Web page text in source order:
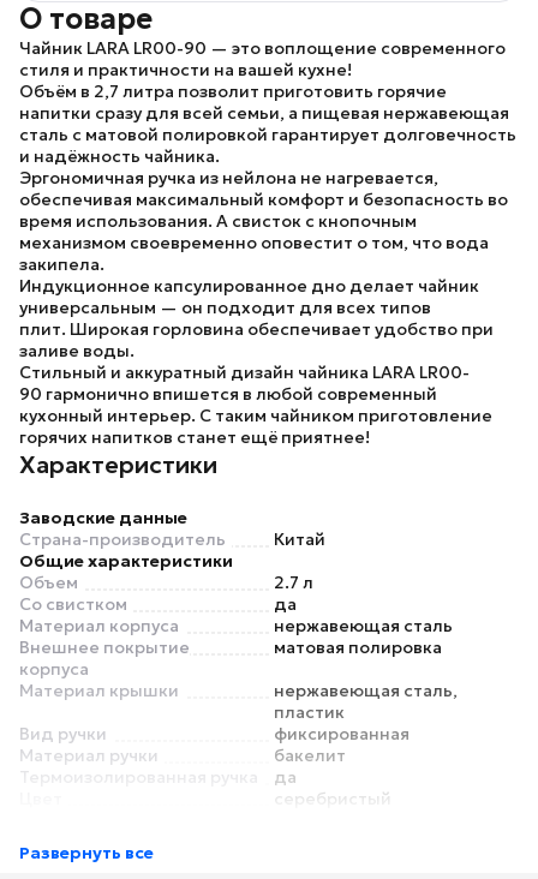
О товаре
Чайник LARA LR00-90 — это воплощение современного
стиля и практичности на вашей кухне!
Объём в 2,7 литра позволит приготовить горячие
напитки сразу для всей семьи, а пищевая нержавеющая
сталь с матовой полировкой гарантирует долговечность
и надёжность чайника.
Эргономичная ручка из нейлона не нагревается,
обеспечивая максимальный комфорт и безопасность во
время использования. А свисток с кнопочным
механизмом своевременно оповестит о том, что вода
закипела.
Индукционное капсулированное дно делает чайник
универсальным — он подходит для всех типов
плит. Широкая горловина обеспечивает удобство при
заливе воды.
Стильный и аккуратный дизайн чайника LARA LR00-
90 гармонично впишется в любой современный
кухонный интерьер. С таким чайником приготовление
горячих напитков станет ещё приятнее!
Характеристики
Заводские данные
Страна-производитель
Китай
Общие характеристики
Объем
2.7 л
Со свистком
да
Материал корпуса
нержавеющая сталь
Внешнее покрытие
корпуса
матовая полировка
Материал крышки
нержавеющая сталь,
пластик
Вид ручки
фиксированная
Материал ручки
бакелит
Термоизолированная ручка
да
серебристый
посудомоечной машине
Развернуть все